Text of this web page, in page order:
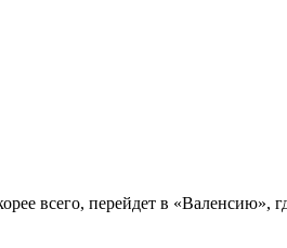
всего, перейдет в «Валенсию»,